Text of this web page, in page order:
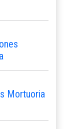
Mortuoria